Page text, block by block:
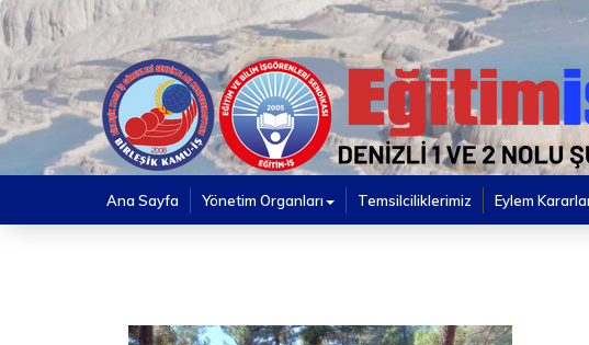
Ana Sayfa Yönetim Organları Temsilciliklerimiz Eylem